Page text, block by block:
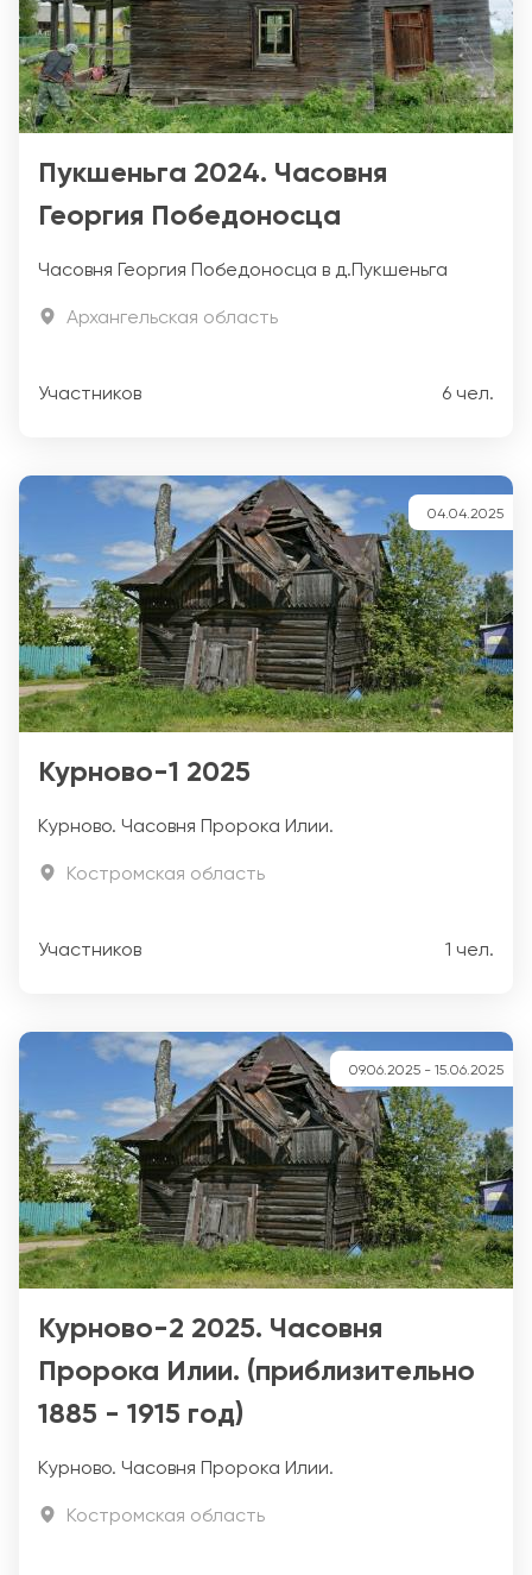
Пукшеньга 2024. Часовня
Георгия Победоносца
Часовня Георгия Победоносца в д.Пукшеньга
Архангельская область
Участников 6 чел.
04.04.2025
Курново-1 2025
Курново. Часовня Пророка Илии.
Костромская область
Участников 1 чел.
09.06.2025 - 15.06.2025
Курново-2 2025. Часовня
Пророка Илии. (приблизительно
1885 - 1915 год)
Курново. Часовня Пророка Илии.
Костромская область